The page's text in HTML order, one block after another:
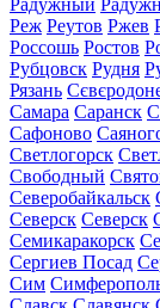
Радужный
Реж Реутов Ржев
Россошь Ростов
Рубцовск Рудня
Рязань
Самара Саранск
Сафоново
Светлогорск
Свободный
Северобайкальск
Северск Северск
Семикаракорск
Сергиев Посад
Сим